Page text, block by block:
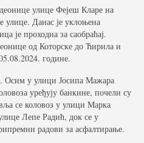
мале вредности
о јавној набавци не
улице Фејеш Кларе на
улице. Данас је уклоњена
је проходна за саобраћај.
од Которске до Ћирила и
године.
Осим у улици Јосипа Мажара
уређују банкине, почели су
се коловоз у улици Марка
Лепе Радић, док се у
радови за асфалтирање.